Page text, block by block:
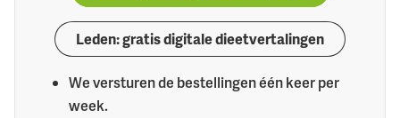
Leden: gratis digitale dieetvertalingen
We versturen de bestellingen één keer per
week.